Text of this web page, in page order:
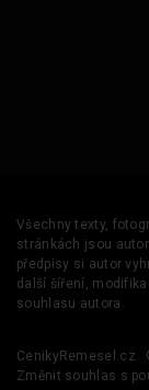
Všechny texty,
stránkách jsou
předpisy si autor
další šíření,
souhlasu autora.
CenikyRemesel.cz
Změnit souhlas s